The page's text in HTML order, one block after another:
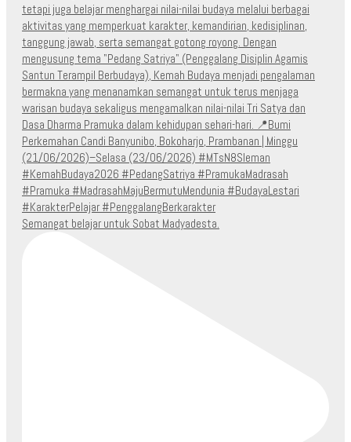
Semangat belajar untuk Sobat Madyadesta.